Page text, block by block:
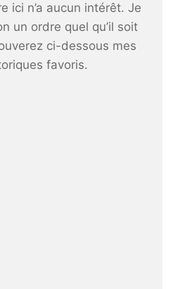
ici n’a aucun intérêt. Je
un ordre quel qu’il soit
ci-dessous mes
favoris.